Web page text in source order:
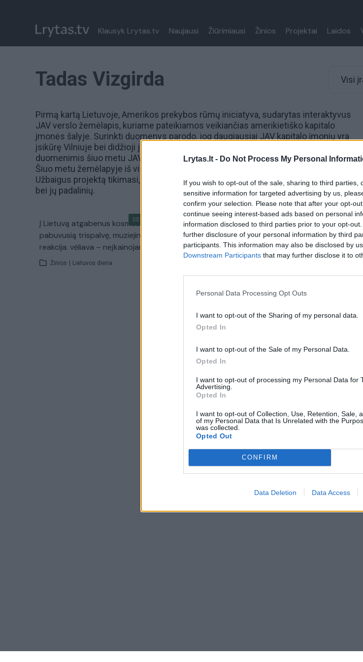
Lrytas.lt - Do Not Process My Personal
If you wish to opt-out of the sale, sharing to third parties,
sensitive information for targeted advertising by us,
confirm your selection. Please note that after your opt-
continue seeing interest-based ads based on personal
information disclosed to third parties prior to your opt-
further disclosure of your personal information by third
participants. This information may also be disclosed by
Downstream Participants that may further disclose it to
Personal Data Processing Opt Outs
I want to opt-out of the Sharing of my personal data.
Opted In
I want to opt-out of the Sale of my Personal Data.
Opted In
I want to opt-out of processing my Personal Data for
Advertising.
Opted In
I want to opt-out of Collection, Use, Retention, Sale,
of my Personal Data that Is Unrelated with the
was collected.
Opted Out
CONFIRM
Data Deletion Data Access
Klausyk Lrytas.tv Naujausi Žiūrimiausi Žinios Projektai Laidos
Tadas Vizgirda Visi
Pirmą kartą Lietuvoje, Amerikos prekybos rūmų iniciatyva, sudarytas interaktyvus
JAV verslo žemėlapis, kuriame pateikiamos veikiančias amerikietiško kapitalo
įmonės šalyje. Surinkti duomenys parodo, jog daugiausiai JAV kapitalo įmonių yra
įsikūrę Vilniuje bei didžioji jų dalis atstovauja IT sektorių. Registruotų įmonių
duomenimis šiuo metu JAV kompanijos įdarbina daugiau nei 11 tūkst. darbuotojų.
Šiuo metu žemėlapyje iš viso yra užregistruota 81 JAV kompanija bei jų padaliniai.
Užbaigus projektą tikimasi, jog žemėlapyje bus per 100 veikiančių JAV bendrovių
bei jų padalinių.
00:01:41
Į Lietuvą atgabenus kosmose
pabuvusią trispalvę, muziejininko
reakcija: vėliava – neįkainojama
Žinios Lietuvos diena